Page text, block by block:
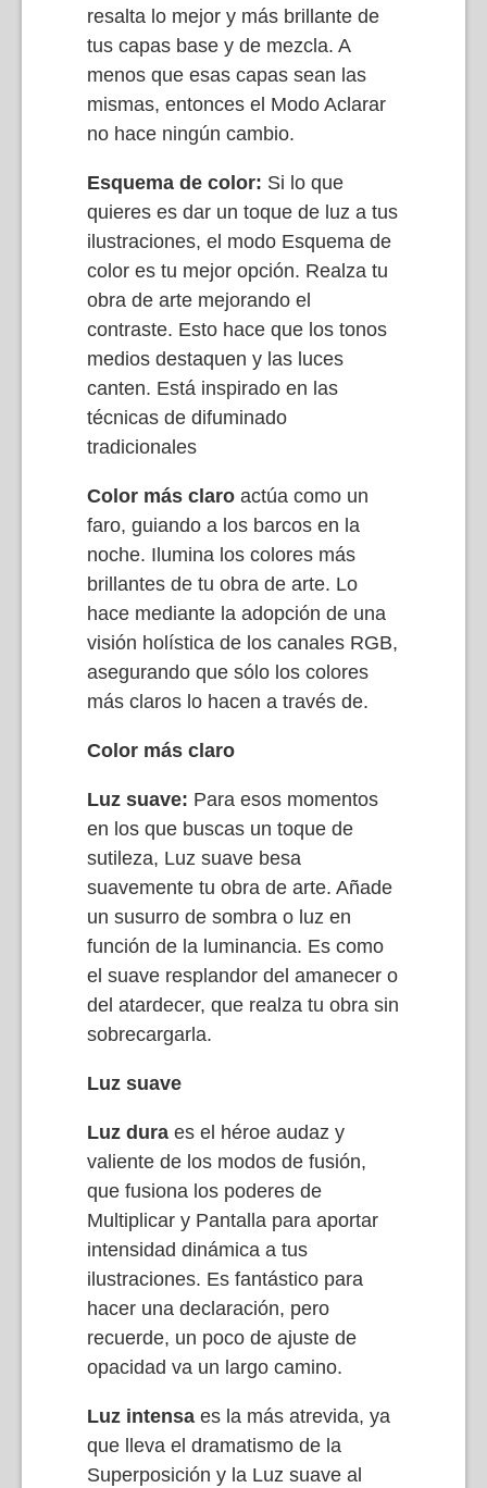
resalta lo mejor y más brillante de
tus capas base y de mezcla. A
menos que esas capas sean las
mismas, entonces el Modo Aclarar
no hace ningún cambio.
Esquema de color: Si lo que
quieres es dar un toque de luz a tus
ilustraciones, el modo Esquema de
color es tu mejor opción. Realza tu
obra de arte mejorando el
contraste. Esto hace que los tonos
medios destaquen y las luces
canten. Está inspirado en las
técnicas de difuminado
tradicionales
Color más claro actúa como un
faro, guiando a los barcos en la
noche. Ilumina los colores más
brillantes de tu obra de arte. Lo
hace mediante la adopción de una
visión holística de los canales RGB,
asegurando que sólo los colores
más claros lo hacen a través de.
Color más claro
Luz suave: Para esos momentos
en los que buscas un toque de
sutileza, Luz suave besa
suavemente tu obra de arte. Añade
un susurro de sombra o luz en
función de la luminancia. Es como
el suave resplandor del amanecer o
del atardecer, que realza tu obra sin
sobrecargarla.
Luz suave
Luz dura es el héroe audaz y
valiente de los modos de fusión,
que fusiona los poderes de
Multiplicar y Pantalla para aportar
intensidad dinámica a tus
ilustraciones. Es fantástico para
hacer una declaración, pero
recuerde, un poco de ajuste de
opacidad va un largo camino.
Luz intensa es la más atrevida, ya
que lleva el dramatismo de la
Superposición y la Luz suave al